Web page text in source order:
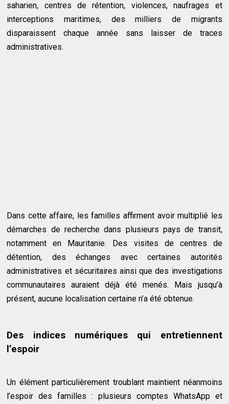
saharien, centres de rétention, violences, naufrages et
interceptions maritimes, des milliers de migrants
disparaissent chaque année sans laisser de traces
administratives.
Dans cette affaire, les familles affirment avoir multiplié les
démarches de recherche dans plusieurs pays de transit,
notamment en Mauritanie. Des visites de centres de
détention, des échanges avec certaines autorités
administratives et sécuritaires ainsi que des investigations
communautaires auraient déjà été menés. Mais jusqu’à
présent, aucune localisation certaine n’a été obtenue.
Des indices numériques qui entretiennent
l’espoir
Un élément particulièrement troublant maintient néanmoins
l’espoir des familles : plusieurs comptes WhatsApp et